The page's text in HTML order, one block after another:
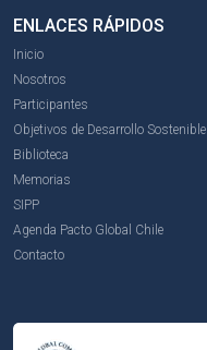
ENLACES RÁPIDOS
Inicio
Nosotros
Participantes
Objetivos de Desarrollo Sostenible
Biblioteca
Memorias
SIPP
Agenda Pacto Global Chile
Contacto